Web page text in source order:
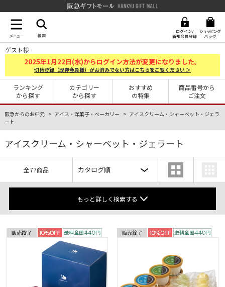
ゲスト様
2025年1月22日(水)からログイン方法が変更になりました。
切替登録（既存会員様）がお済みでない方はこちらをご覧ください ＞
ランキング
から探す
カテゴリー
から探す
おすすめ
の特集
商品番号から
ご注文
阪急からのお中元 アイス・洋菓子・ベーカリー
アイスクリーム・シャーベット・ジェラ
ート
アイスクリーム・シャーベット・ジェラート
全77商品
もっと詳しく検索する